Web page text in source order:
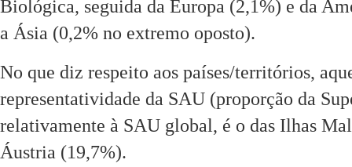
Biológica, seguida da Europa (2,1%) e da
a Ásia (0,2% no extremo oposto).
No que diz respeito aos países/territórios,
representatividade da SAU (proporção da
relativamente à SAU global, é o das Ilhas
Áustria (19,7%).